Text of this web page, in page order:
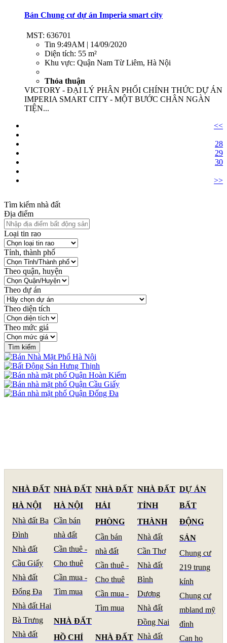
Bán Chung cư dự án Imperia smart city
MST: 636701
Tin 9:49AM | 14/09/2020
Diện tích: 55 m²
Khu vực: Quận Nam Từ Liêm, Hà Nội
Thỏa thuận
VICTORY - ĐẠI LÝ PHÂN PHỐI CHÍNH THỨC DỰ ÁN
IMPERIA SMART CITY - MỘT BƯỚC CHÂN NGÀN
TIỆN...
<<
28
29
30
>>
Tìm kiếm nhà đất
Địa điểm
Loại tin rao
Tỉnh, thành phố
Theo quận, huyện
Theo dự án
Theo diện tích
Theo mức giá
NHÀ ĐẤT
HÀ NỘI
Nhà đất Ba
Đình
Nhà đất
Cầu Giấy
Nhà đất
Đống Đa
Nhà đất Hai
Bà Trưng
Nhà đất
NHÀ ĐẤT
HÀ NỘI
Cần bán
nhà đất
Cần thuê -
Cho thuê
Cần mua -
Tìm mua
NHÀ ĐẤT
HỒ CHÍ
NHÀ ĐẤT
HẢI
PHÒNG
Cần bán
nhà đất
Cần thuê -
Cho thuê
Cần mua -
Tìm mua
NHÀ ĐẤT
NHÀ ĐẤT
TỈNH
THÀNH
Nhà đất
Cần Thơ
Nhà đất
Bình
Dương
Nhà đất
Đồng Nai
Nhà đất
DỰ ÁN
BẤT
ĐỘNG
SẢN
Chung cư
219 trung
kính
Chung cư
mbland mỹ
đình
Can ho